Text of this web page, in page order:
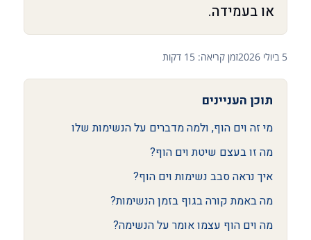
או בעמידה.
5 ביולי 2026 זמן קריאה: 15 דקות
תוכן העניינים
מי זה וים הוף, ולמה מדברים על הנשימות שלו
מה זו בעצם שיטת וים הוף?
איך נראה סבב נשימות וים הוף?
מה באמת קורה בגוף בזמן הנשימות?
מה וים הוף עצמו אומר על הנשימה?